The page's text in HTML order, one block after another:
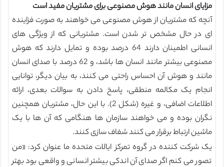
مزایای انسان مانند هوش مصنوعی برای مشتریان مفید است
آنچه که مشتریان از هوش مصنوعی می خواهند به صورت فزاینده
ای در حال مشخص تر شدن است. مشتریانی که از ویژگی های
انسانی اطمینان دارند 64 درصد بوده و تمایل دارند که هوش
مصنوعی بیشتر مانند انسان ها باشد، و 62 درصد با صدای انسان
مانند و هوش آن احساس راحتی می کنند، به بیان دیگر، توانایی
انجام یک مکالمه منطقی، پاسخ دادن به سوالات بعدی، ارائه
اطلاعات اضافی، و غیره (شکل 2). با این حال، مشتریان همچنین
نگران بوده و می خواهند سازمان ها هنگامی که آن ها با یک
ماشین ارتباط برقرار می کنند شفاف سازی کنند.
یک شرکت کننده در گروه تمرکز ایالات متحده ما عنوان کرد: «من
تصور می کنم اگر صدای آن اندکی بیشتر انسانی و واقعی بود بهتر